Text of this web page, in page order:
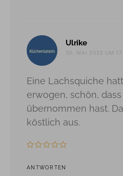
Ulrikesagt:
30. MAI 2023 UM
Eine Lachsquiche
erwogen, schön,
übernommen hast.
köstlich aus.
ANTWORTEN